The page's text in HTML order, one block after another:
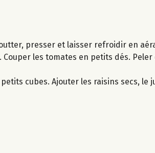
presser et laisser refroidir en
les tomates en petits dés.
cubes. Ajouter les raisins secs, le